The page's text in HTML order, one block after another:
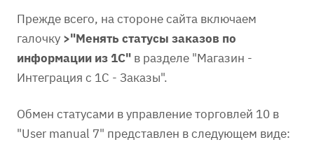
Прежде всего, на стороне сайта включаем
галочку >"Менять статусы заказов по
информации из 1С" в разделе "Магазин -
Интеграция с 1С - Заказы".
Обмен статусами в управление торговлей 10 в
"User manual 7" представлен в следующем виде: